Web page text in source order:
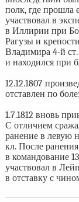
полк, где прошла
участвовал в
в Иллирии при
Рагузы и
Владимира 4-й
и находился при
12.12.1807
отставлен по
1.7.1812 вновь
С отличием
ранение в левую
кл. После
в командование
участвовал в
в отставку с